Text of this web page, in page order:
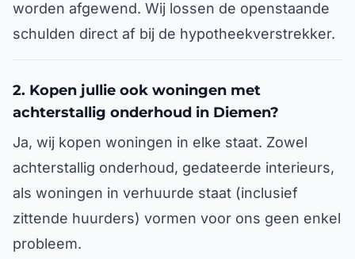
worden afgewend. Wij lossen de openstaande
schulden direct af bij de hypotheekverstrekker.
2. Kopen jullie ook woningen met
achterstallig onderhoud in Diemen?
Ja, wij kopen woningen in elke staat. Zowel
achterstallig onderhoud, gedateerde interieurs,
als woningen in verhuurde staat (inclusief
zittende huurders) vormen voor ons geen enkel
probleem.